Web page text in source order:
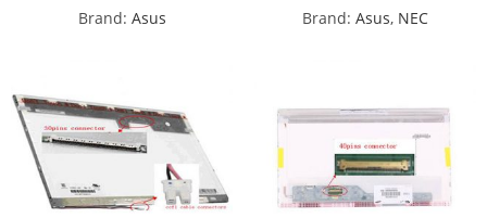
Brand: Asus, NEC
Brand: Asus